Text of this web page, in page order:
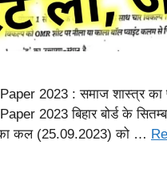
2023 : समाज शास्त्र का
बिहार बोर्ड के सितम्बर
कल (25.09.2023) को …